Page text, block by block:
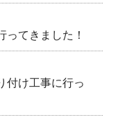
てきました！
付け工事に行っ